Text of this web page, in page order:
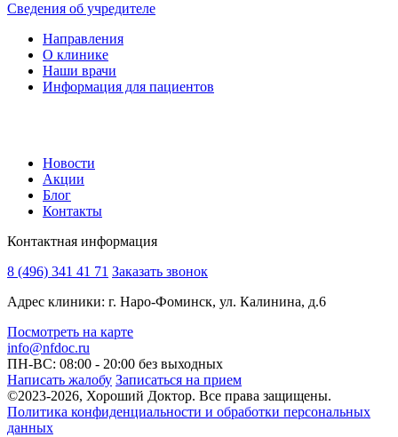
Сведения об учредителе
Направления
О клинике
Наши врачи
Информация для пациентов
Новости
Акции
Блог
Контакты
Контактная информация
8 (496) 341 41 71 Заказать звонок
Адрес клиники: г. Наро-Фоминск, ул. Калинина, д.6
Посмотреть на карте
info@nfdoc.ru
ПН-ВС: 08:00 - 20:00 без выходных
Написать жалобу Записаться на прием
©2023-2026, Хороший Доктор. Все права защищены.
Политика конфиденциальности и обработки персональных
данных